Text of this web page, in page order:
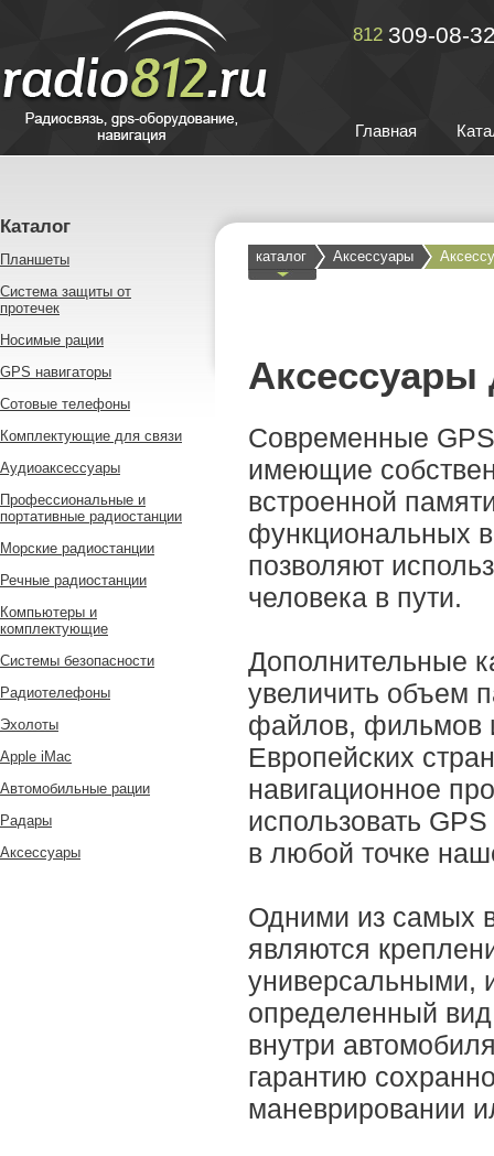
812 309-08-
Главная
Каталог
Планшеты
Система защиты от
протечек
Носимые рации
GPS навигаторы
Сотовые телефоны
Комплектующие для связи
Аудиоаксессуары
Профессиональные и
портативные радиостанции
Морские радиостанции
Речные радиостанции
Компьютеры и
комплектующие
Системы безопасности
Радиотелефоны
Эхолоты
Apple iMac
Автомобильные рации
Радары
Аксессуары
каталог Аксессуары
Аксессуары
Современные
имеющие
встроенной
функциональных
позволяют
человека в пути.
Дополнительные
увеличить объем
файлов, фильмов
Европейских
навигационное
использовать
в любой точке
Одними из самых
являются
универсальными,
определенный вид
внутри
гарантию
маневрировании